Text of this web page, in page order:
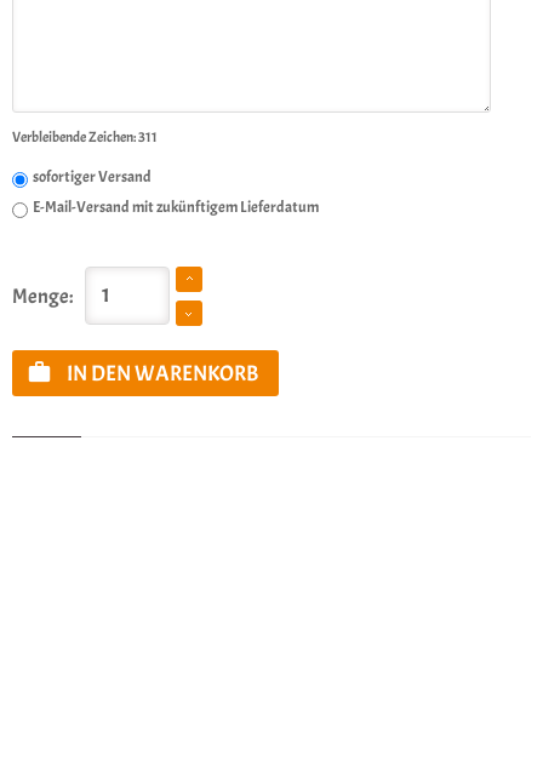
Verbleibende Zeichen:311
sofortiger Versand
E-Mail-Versand mit zukünftigem Lieferdatum
Menge:
IN DEN WARENKORB